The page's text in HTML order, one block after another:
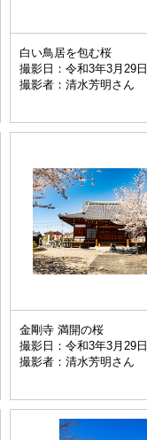
白い鳥居を包む桜
撮影日：令和3年3月29日
撮影者：清水芳明さん
金剛寺 満開の桜
撮影日：令和3年3月29日
撮影者：清水芳明さん